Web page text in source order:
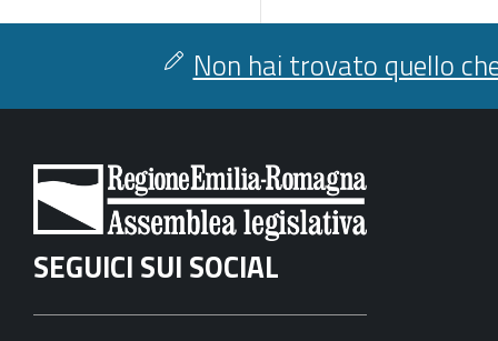
Non hai trovato quello
SEGUICI SUI SOCIAL